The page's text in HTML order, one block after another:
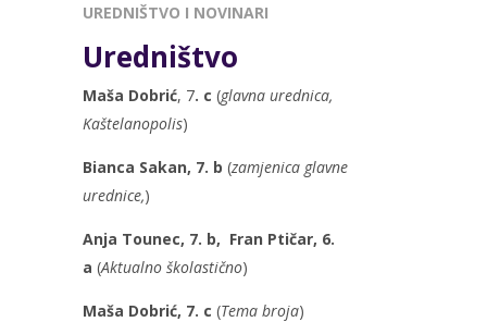
UREDNIŠTVO I NOVINARI
Uredništvo
Maša Dobrić, 7. c (glavna urednica,
Kaštelanopolis)
Bianca Sakan, 7. b (zamjenica glavne
urednice,)
Anja Tounec, 7. b, Fran Ptičar, 6.
a(Aktualno školastično)
Maša Dobrić, 7. c(Tema broja)